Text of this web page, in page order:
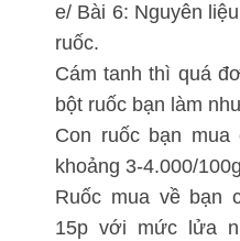
e/ Bài 6: Nguyên
ruốc.
Cám tanh thì quá
bột ruốc bạn làm
Con ruốc bạn
khoảng 3-4.000/
Ruốc mua về bạn
15p với mức lửa